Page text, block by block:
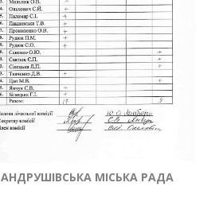
АНДРУШІВСЬКА МІСЬКА РАДА